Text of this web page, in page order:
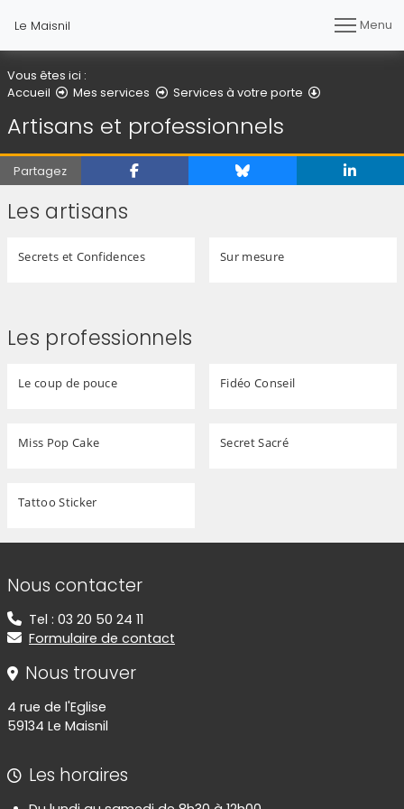
Le Maisnil Menu
Vous êtes ici :
Accueil
Mes services Services à votre porte
Artisans et professionnels
Partagez
Les artisans
Secrets et Confidences Sur mesure
Les professionnels
Le coup de pouce Fidéo Conseil
Miss Pop Cake Secret Sacré
Tattoo Sticker
Informations de contact
Nous contacter
Tel : 03 20 50 24 11
Formulaire de contact
Nous trouver
4 rue de l'Eglise
59134 Le Maisnil
Les horaires